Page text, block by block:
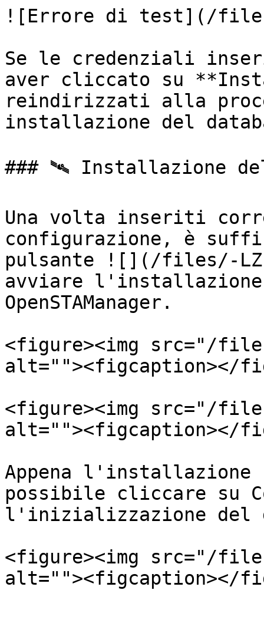
![Errore di test](/files/-
Se le credenziali
aver cliccato su
reindirizzati alla
installazione del
### 🛰️ Installazione
Una volta inseriti
configurazione, è
pulsante ![](/files/-
avviare l'installazione
OpenSTAManager.
<figure><img src="/
alt=""><figcaption></
<figure><img src="/files/
alt=""><figcaption></
Appena l'installazione
possibile cliccare su
l'inizializzazione del
<figure><img src="/files/
alt=""><figcaption></